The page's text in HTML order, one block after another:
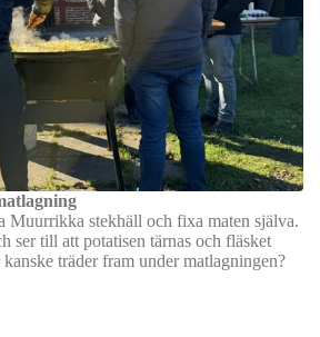
Muurrikka stekhäll och fixa maten själva.
ser till att potatisen tärnas och fläsket
kanske träder fram under matlagningen?